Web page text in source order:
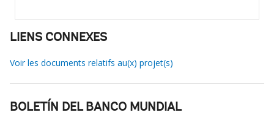
LIENS CONNEXES
Voir les documents relatifs au(x) projet(s)
BOLETÍN DEL BANCO MUNDIAL